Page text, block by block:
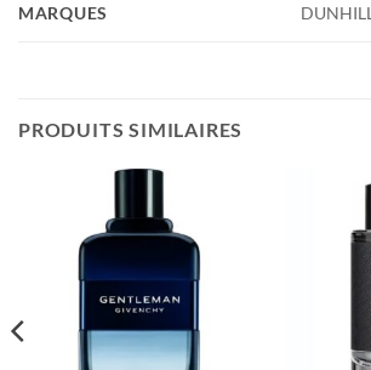
MARQUES DUNHILL
PRODUITS SIMILAIRES